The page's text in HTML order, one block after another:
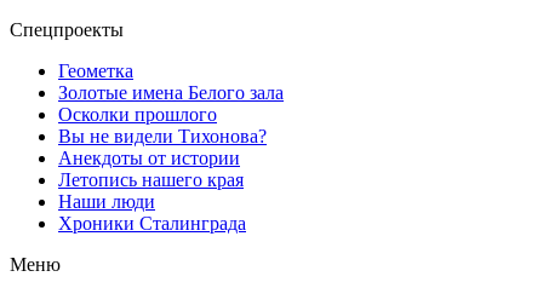
Спецпроекты
Геометка
Золотые имена Белого зала
Осколки прошлого
Вы не видели Тихонова?
Анекдоты от истории
Летопись нашего края
Наши люди
Хроники Сталинграда
Меню